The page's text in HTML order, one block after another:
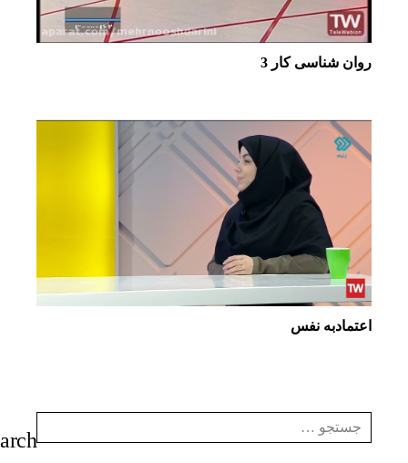
روان شناسی کار 3
اعتمادبه نفس